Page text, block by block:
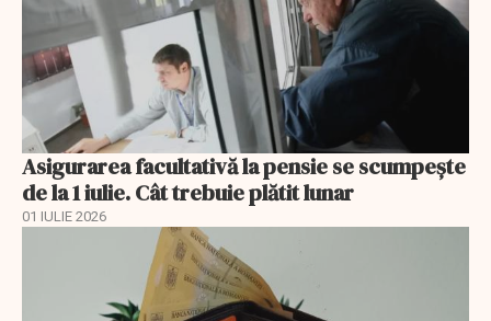
Asigurarea facultativă la pensie se scumpește
de la 1 iulie. Cât trebuie plătit lunar
01 IULIE 2026